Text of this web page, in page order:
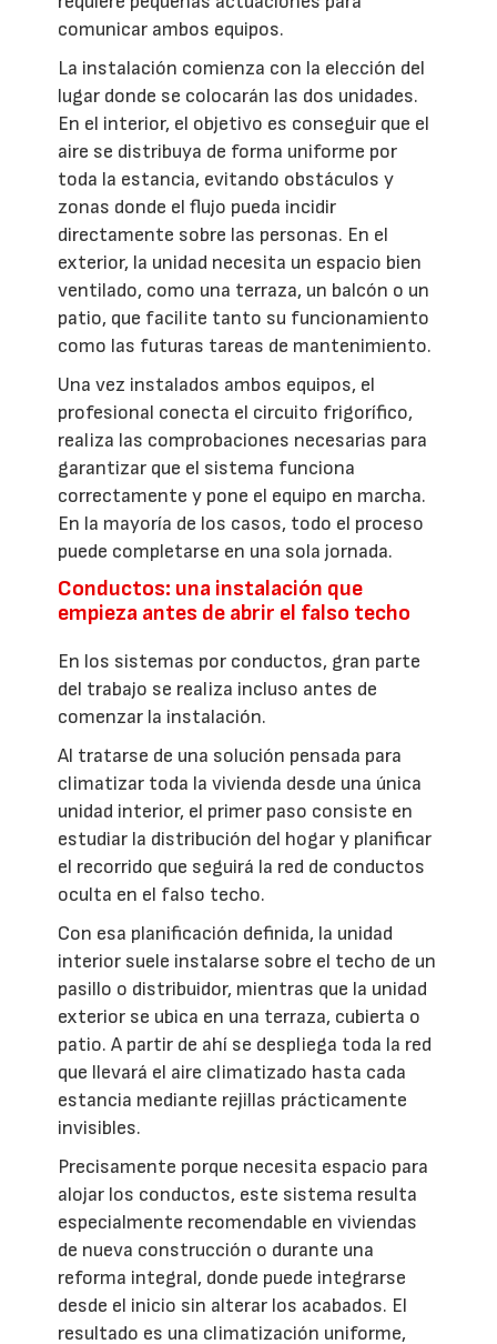
comunicar ambos equipos.
La instalación comienza con la elección del
lugar donde se colocarán las dos unidades.
En el interior, el objetivo es conseguir que el
aire se distribuya de forma uniforme por
toda la estancia, evitando obstáculos y
zonas donde el flujo pueda incidir
directamente sobre las personas. En el
exterior, la unidad necesita un espacio bien
ventilado, como una terraza, un balcón o un
patio, que facilite tanto su funcionamiento
como las futuras tareas de mantenimiento.
Una vez instalados ambos equipos, el
profesional conecta el circuito frigorífico,
realiza las comprobaciones necesarias para
garantizar que el sistema funciona
correctamente y pone el equipo en marcha.
En la mayoría de los casos, todo el proceso
puede completarse en una sola jornada.
Conductos: una instalación que
empieza antes de abrir el falso techo
En los sistemas por conductos, gran parte
del trabajo se realiza incluso antes de
comenzar la instalación.
Al tratarse de una solución pensada para
climatizar toda la vivienda desde una única
unidad interior, el primer paso consiste en
estudiar la distribución del hogar y planificar
el recorrido que seguirá la red de conductos
oculta en el falso techo.
Con esa planificación definida, la unidad
interior suele instalarse sobre el techo de un
pasillo o distribuidor, mientras que la unidad
exterior se ubica en una terraza, cubierta o
patio. A partir de ahí se despliega toda la red
que llevará el aire climatizado hasta cada
estancia mediante rejillas prácticamente
invisibles.
Precisamente porque necesita espacio para
alojar los conductos, este sistema resulta
especialmente recomendable en viviendas
de nueva construcción o durante una
reforma integral, donde puede integrarse
desde el inicio sin alterar los acabados. El
resultado es una climatización uniforme,